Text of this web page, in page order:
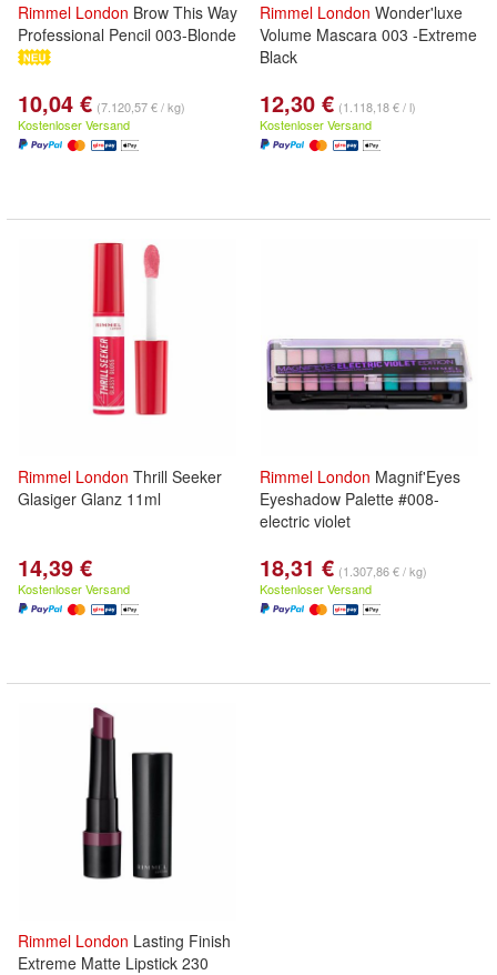
Rimmel London Brow This Way
Professional Pencil 003-Blonde
10,04 € (7.120,57 € / kg)
Kostenloser Versand
Rimmel London Wonder'luxe
Volume Mascara 003 -Extreme
Black
12,30 € (1.118,18 € / l)
Kostenloser Versand
Rimmel London Thrill Seeker
Glasiger Glanz 11ml
14,39 €
Kostenloser Versand
Rimmel London Magnif'Eyes
Eyeshadow Palette #008-
electric violet
18,31 € (1.307,86 € / kg)
Kostenloser Versand
Rimmel London Lasting Finish
Extreme Matte Lipstick 230